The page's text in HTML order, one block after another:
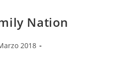
Nation
2018